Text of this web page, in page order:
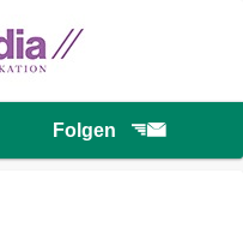
Folgen